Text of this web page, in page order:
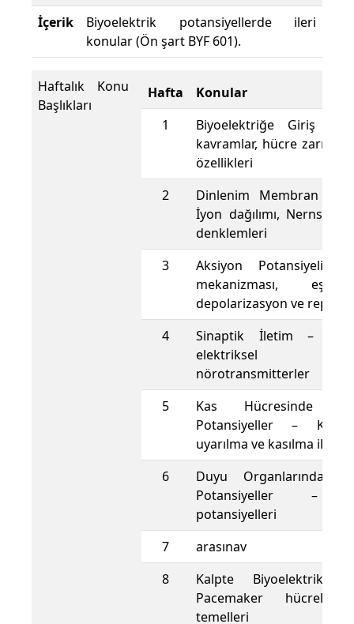
İçerik
Biyoelektrik potansiyellerde ileri
konular (Ön şart BYF 601).
Haftalık Konu
Başlıkları
Hafta
Konular
1
Biyoelektriğe Giriş –
kavramlar, hücre zarının
özellikleri
2
Dinlenim Membran
İyon dağılımı, Nernst
denklemleri
3
Aksiyon Potansiyeli –
mekanizması, eşik
depolarizasyon ve
4
Sinaptik İletim –
elektriksel
nörotransmitterler
5
Kas Hücresinde
Potansiyeller – Kas
uyarılma ve kasılma ilişkisi
6
Duyu Organlarında
Potansiyeller –
potansiyelleri
7
arasınav
8
Kalpte Biyoelektrik
Pacemaker hücreleri,
temelleri